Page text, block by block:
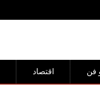
اقتصاد فن